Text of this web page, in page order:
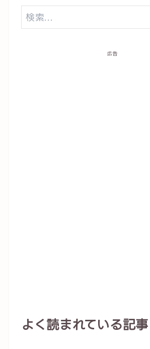
広告
よく読まれている記事